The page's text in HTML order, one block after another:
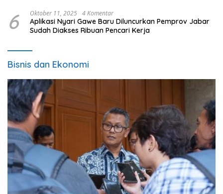
6 Oktober 11, 2025 4 Komentar
Aplikasi Nyari Gawe Baru Diluncurkan Pemprov Jabar
Sudah Diakses Ribuan Pencari Kerja
Bisnis dan Ekonomi